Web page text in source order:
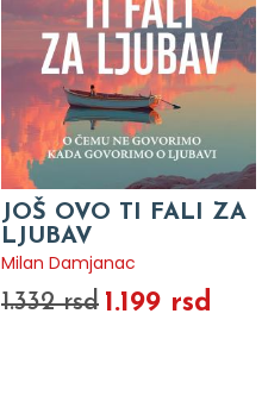
JOŠ OVO TI FALI ZA
LJUBAV
Milan Damjanac
1.332 rsd 1.199 rsd